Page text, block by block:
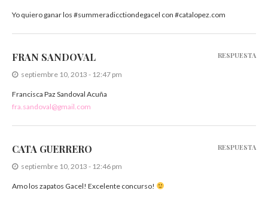
Yo quiero ganar los #summeradicctiondegacel con #catalopez.com
FRAN SANDOVAL
septiembre 10, 2013 - 12:47 pm
Francisca Paz Sandoval Acuña
fra.sandoval@gmail.com
RESPUESTA
CATA GUERRERO
septiembre 10, 2013 - 12:46 pm
Amo los zapatos Gacel! Excelente concurso!
RESPUESTA